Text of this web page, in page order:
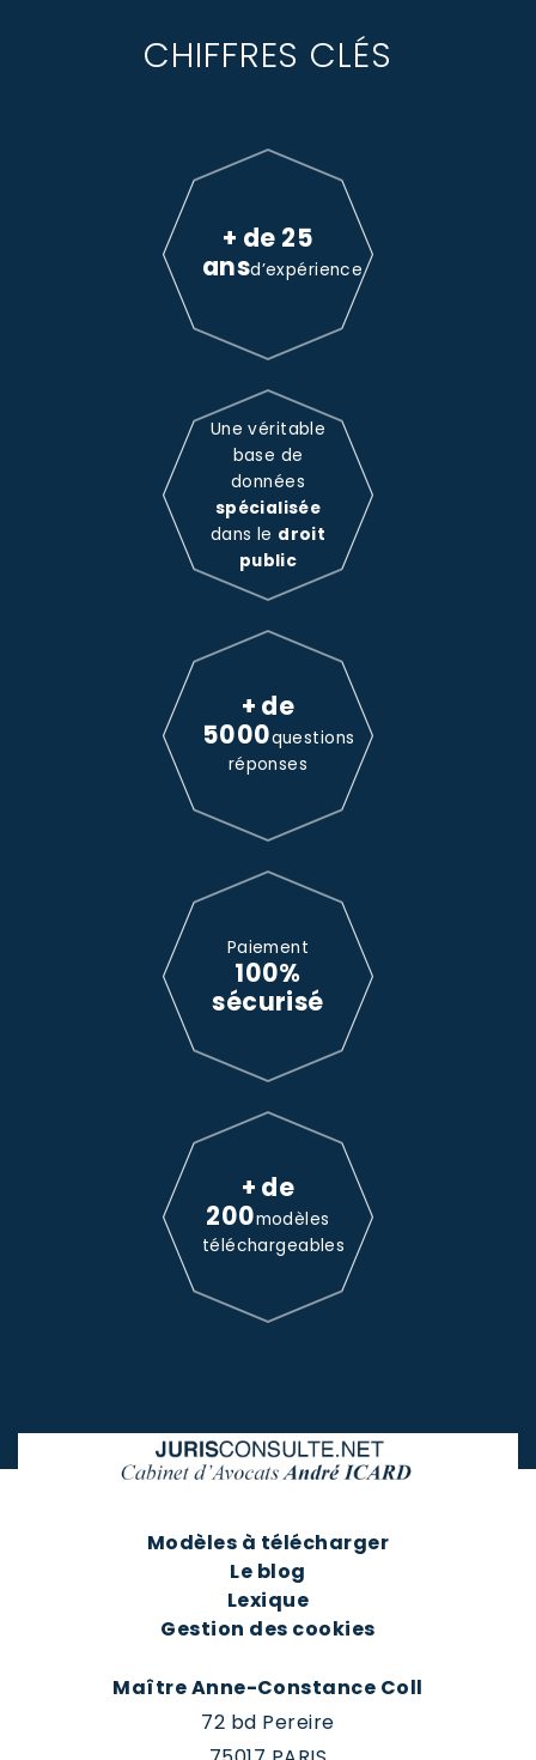
CHIFFRES CLÉS
+ de 25
ansd’expérience
Une véritable
base de
données
spécialisée
dans le droit
public
+ de
5000questions
réponses
Paiement
100%
sécurisé
+ de
200modèles
téléchargeables
Modèles à télécharger
Le blog
Lexique
Gestion des cookies
Maître Anne-Constance Coll
72 bd Pereire